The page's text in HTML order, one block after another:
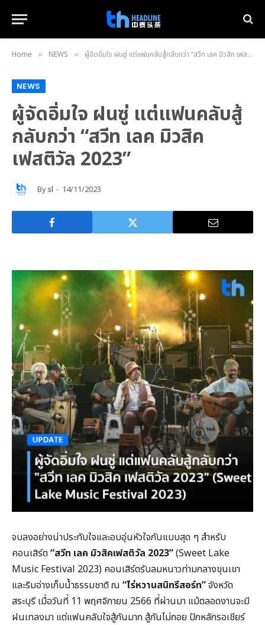
Home » NEWS » ผู้จัดอิ่มใจ ฝนซู่ แต่แฟนคลับสู้กลับกว่า “สวีท เลค มิวสิค เฟสติวัล 2023”
NEWS
ผู้จัดอิ่มใจ ฝนซู่ แต่แฟนคลับสู้
กลับกว่า “สวีท เลค มิวสิค
เฟสติวัล 2023”
Bysl 14/11/2023
จบลงอย่างน่าประทับใจและอบอุ่นหัวใจกันแบบสุด ๆ สำหรับ
คอนเสิร์ต“สวีท เลค มิวสิคเฟสติวัล 2023”(Sweet Lake
Music Festival 2023) คอนเสิร์ตรับลมหนาวท่ามกลางขุนเขา
และริมอ่างเก็บน้ำธรรมชาติ ณ “ไร่หวานสนิทรีสอร์ท”จังหวัด
สระบุรี เมื่อวันที่ 11 พฤศจิกายน 2566 ที่ผ่านมา แม้ตลอดงานจะมี
ฝนเทลงมา แต่แฟนคลับใจสู้กันมาก สู้กันไม่ถอย ปักหลักรอเชียร์